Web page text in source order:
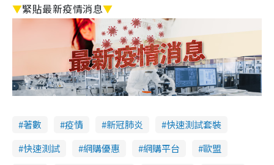
▼緊貼最新疫情消息▼
著數 疫情 新冠肺炎
快速測試套裝
快速測試
網購優惠 網購平台
歐盟